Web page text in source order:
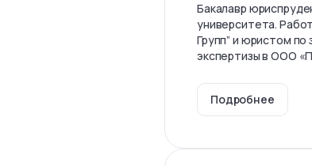
Бакалавр
университета.
Групп” и юристом
экспертизы в ООО
Подробнее